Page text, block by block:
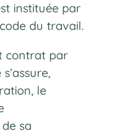
instituée par
du travail.
contrat par
le
sa